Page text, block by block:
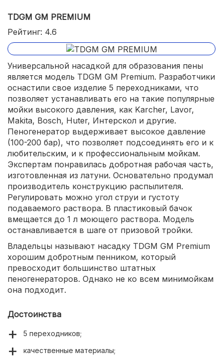
TDGM GM PREMIUM
Рейтинг: 4.6
Универсальной насадкой для образования пены
является модель TDGM GM Premium. Разработчики
оснастили свое изделие 5 переходниками, что
позволяет устанавливать его на такие популярные
мойки высокого давления, как Karcher, Lavor,
Makita, Bosch, Huter, Интерскол и другие.
Пеногенератор выдерживает высокое давление
(100-200 бар), что позволяет подсоединять его и к
любительским, и к профессиональным мойкам.
Экспертам понравилась добротная рабочая часть,
изготовленная из латуни. Основательно продумал
производитель конструкцию распылителя.
Регулировать можно угол струи и густоту
подаваемого раствора. В пластиковый бачок
вмещается до 1 л моющего раствора. Модель
останавливается в шаге от призовой тройки.
Владельцы называют насадку TDGM GM Premium
хорошим добротным пенником, который
превосходит большинство штатных
пеногенераторов. Однако не ко всем минимойкам
она подходит.
Достоинства
5 переходников;
качественные материалы;